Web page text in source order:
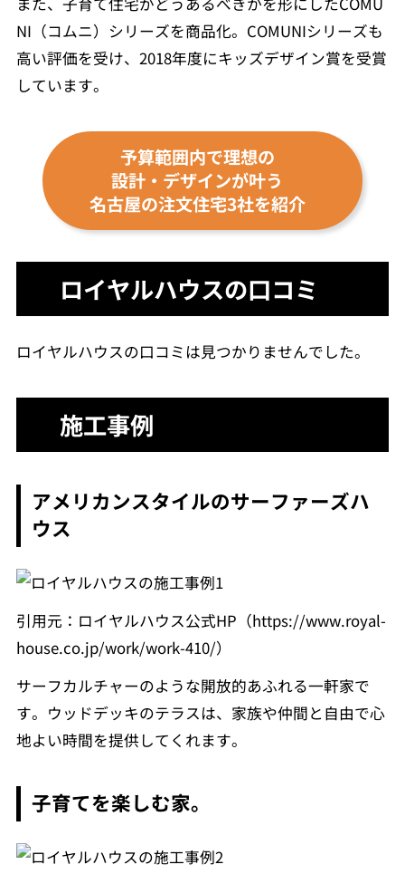
NI（コムニ）シリーズを商品化。COMUNIシリーズも
高い評価を受け、2018年度にキッズデザイン賞を受賞
しています。
予算範囲内で理想の
設計・デザインが叶う
名古屋の注文住宅3社を紹介
ロイヤルハウスの口コミ
ロイヤルハウスの口コミは見つかりませんでした。
施工事例
アメリカンスタイルのサーファーズハ
ウス
引用元：ロイヤルハウス公式HP（https://www.royal-
house.co.jp/work/work-410/）
サーフカルチャーのような開放的あふれる一軒家で
す。ウッドデッキのテラスは、家族や仲間と自由で心
地よい時間を提供してくれます。
子育てを楽しむ家。